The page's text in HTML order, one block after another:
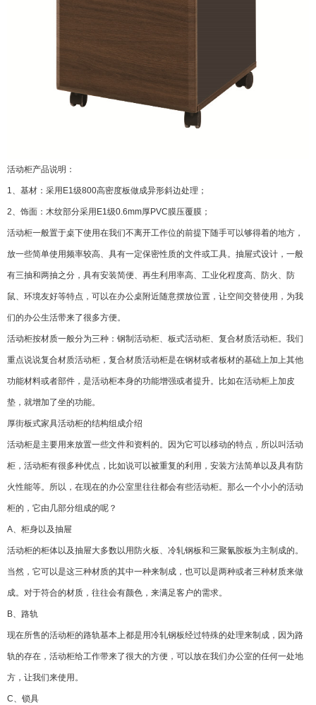
活动柜产品说明：
1、基材：采用E1级800高密度板做成异形斜边处理；
2、饰面：木纹部分采用E1级0.6mm厚PVC膜压覆膜；
活动柜一般置于桌下使用在我们不离开工作位的前提下随手可以够得着的地方，
放一些简单使用频率较高、具有一定保密性质的文件或工具。抽屉式设计，一般
有三抽和两抽之分，具有安装简便、再生利用率高、工业化程度高、防火、防
鼠、环境友好等特点，可以在办公桌附近随意摆放位置，让空间交替使用，为我
们的办公生活带来了很多方便。
活动柜按材质一般分为三种：钢制活动柜、板式活动柜、复合材质活动柜。我们
重点说说复合材质活动柜，复合材质活动柜是在钢材或者板材的基础上加上其他
功能材料或者部件，是活动柜本身的功能增强或者提升。比如在活动柜上加皮
垫，就增加了坐的功能。
厚街板式家具活动柜的结构组成介绍
活动柜是主要用来放置一些文件和资料的。因为它可以移动的特点，所以叫活动
柜，活动柜有很多种优点，比如说可以被重复的利用，安装方法简单以及具有防
火性能等。所以，在现在的办公室里往往都会有些活动柜。那么一个小小的活动
柜的，它由几部分组成的呢？
A、柜身以及抽屉
活动柜的柜体以及抽屉大多数以用防火板、冷轧钢板和三聚氰胺板为主制成的。
当然，它可以是这三种材质的其中一种来制成，也可以是两种或者三种材质来做
成。对于符合的材质，往往会有颜色，来满足客户的需求。
B、路轨
现在所售的活动柜的路轨基本上都是用冷轧钢板经过特殊的处理来制成，因为路
轨的存在，活动柜给工作带来了很大的方便，可以放在我们办公室的任何一处地
方，让我们来使用。
C、锁具